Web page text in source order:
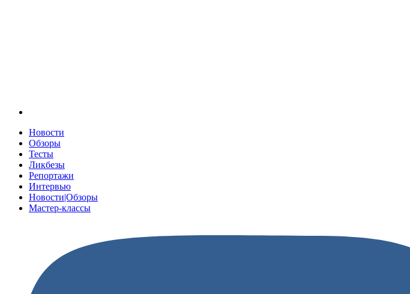
Новости
Обзоры
Тесты
Ликбезы
Репортажи
Интервью
Новости|Обзоры
Мастер-классы